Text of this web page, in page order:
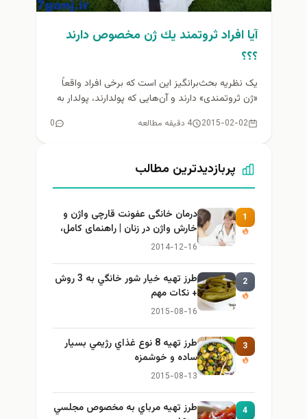
آيا افراد ثروتمند يك ژن مخصوص دارند
؟؟؟
یک نظریه بحث‌برانگیز این است که برخی افراد واقعاً
«ژن ثروتمندی» دارند و آن‌هایی که پولدارند، پولدار به
2015-02-02 4 دقیقه مطالعه 0
پربازدیدترین مطالب
1
درمان خانگی عفونت قارچی واژن و
خارش واژن در زنان | راهنمای کامل،
ایمن و کاربردی
2014-12-16
2
طرز تهيه خیار شور خانگي به 3 روش
+ نكات مهم
2015-08-16
3
طرز تهيه 8 نوع غذاي رژيمي بسيار
ساده و خوشمزه
2015-08-13
4
طرز تهيه مرباي به مخصوص مجلسي